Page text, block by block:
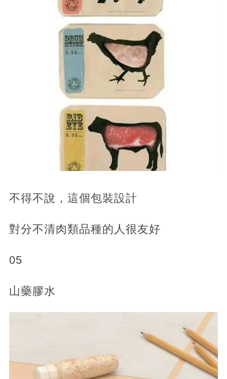
不得不說，這個包裝設計
對分不清肉類品種的人很友好
05
山藥膠水